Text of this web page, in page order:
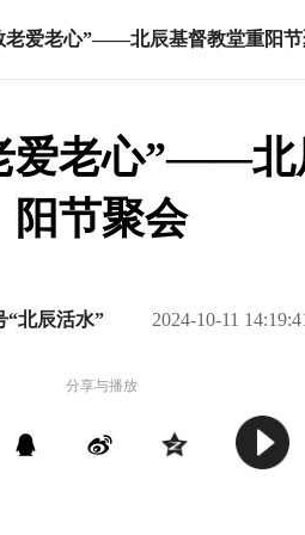
老爱老心”——北辰基督教堂重阳
爱老心”——北
阳节聚会
“北辰活水” 2024-10-11
分享与播放